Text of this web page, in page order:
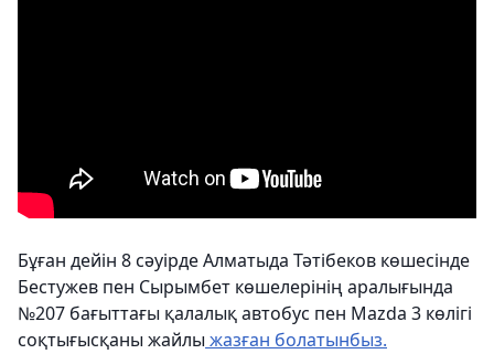
Бұған дейін 8 сәуірде Алматыда Тәтібеков көшесінде
Бестужев пен Сырымбет көшелерінің аралығында
№207 бағыттағы қалалық автобус пен Mazda 3 көлігі
соқтығысқаны жайлы жазған болатынбыз.